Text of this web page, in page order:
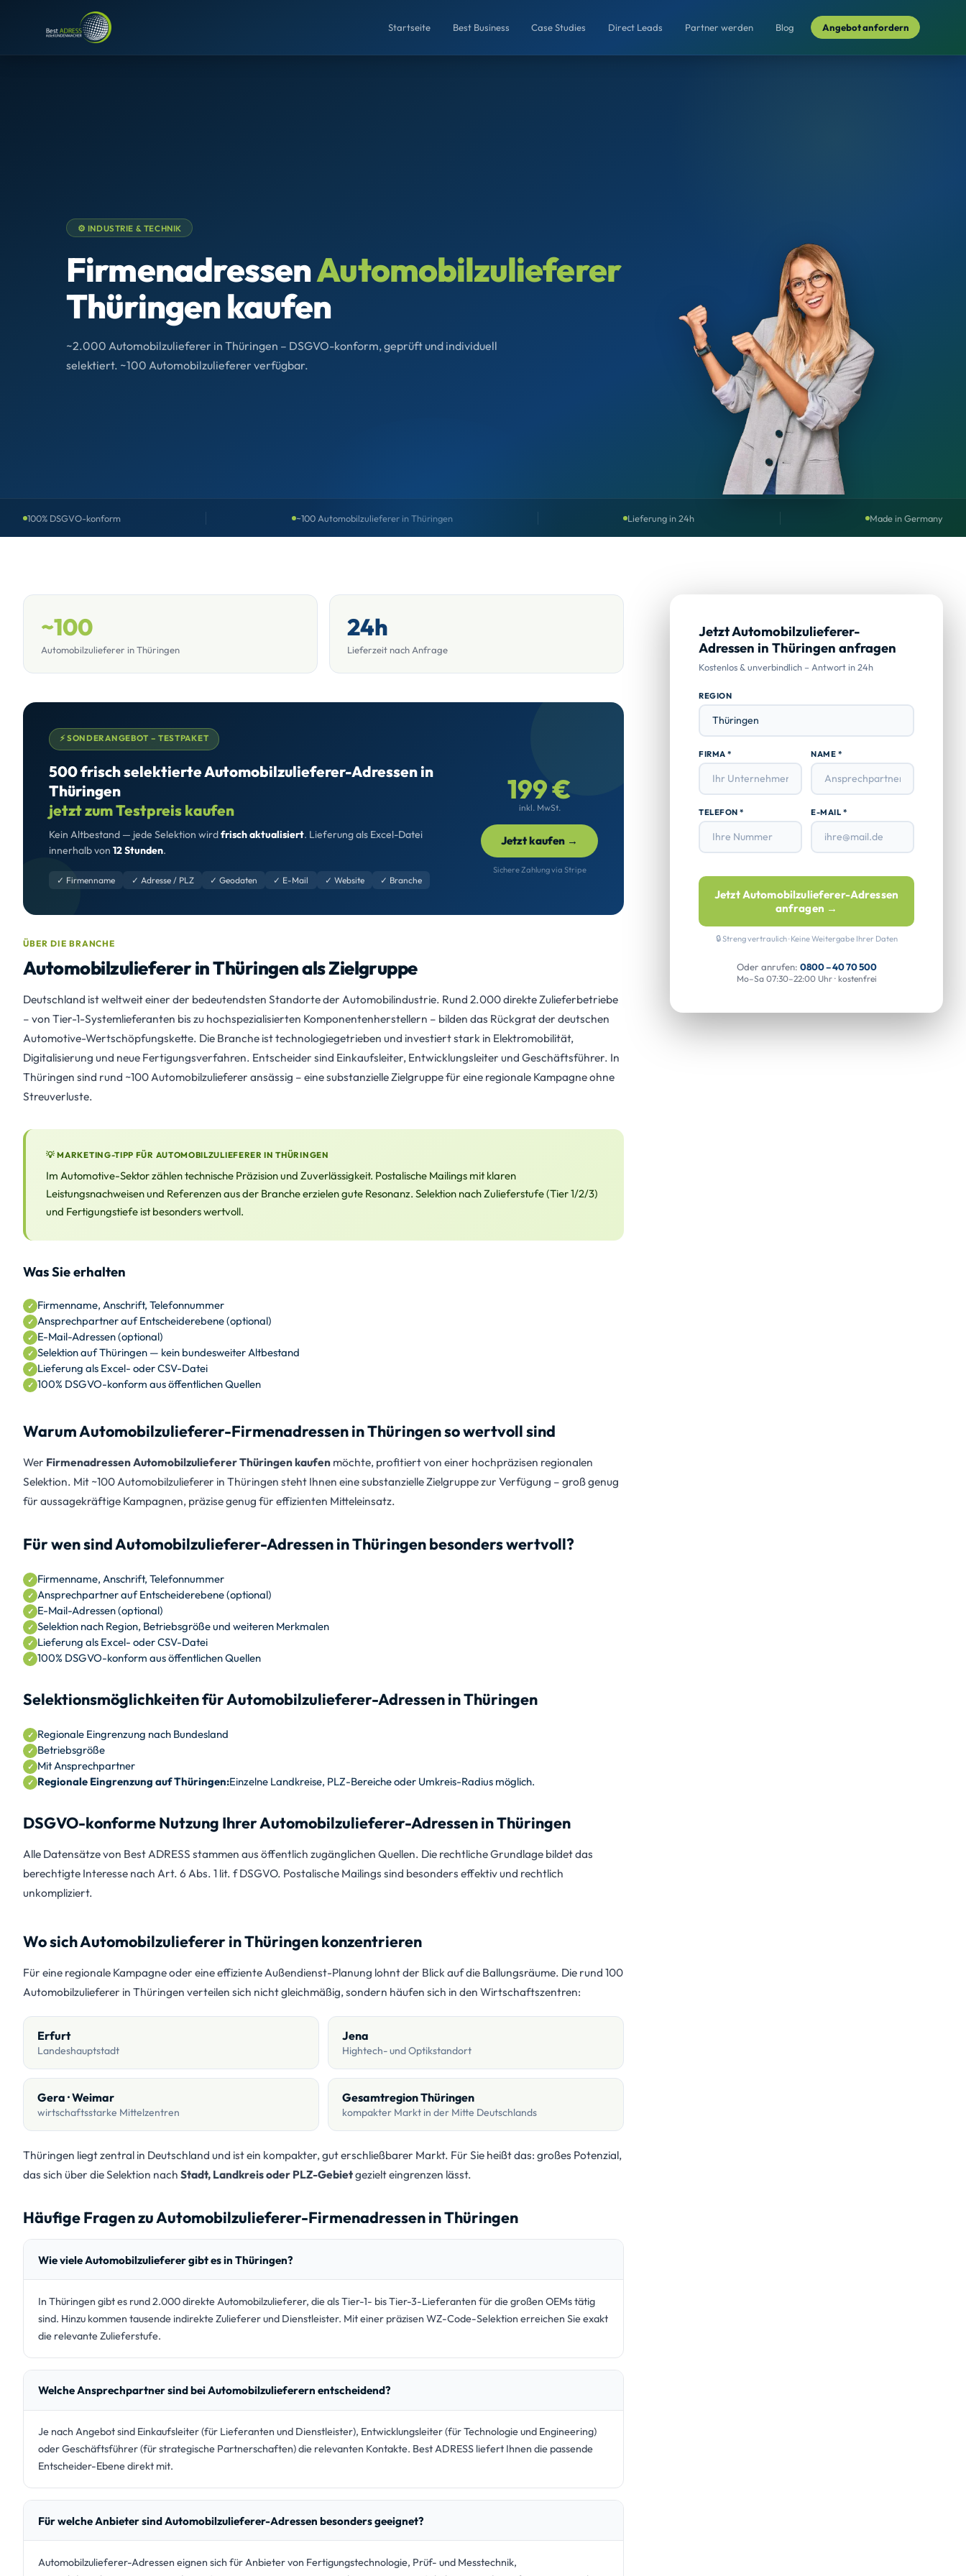
Startseite Best Business Case Studies Direct Leads Partner werden Blog Angebot anfordern
⚙️ INDUSTRIE & TECHNIK
FirmenadressenAutomobilzulieferer
Thüringen kaufen
~2.000 Automobilzulieferer in Thüringen – DSGVO-konform, geprüft und individuell
selektiert. ~100 Automobilzulieferer verfügbar.
100% DSGVO-konform ~100 Automobilzulieferer in Thüringen Lieferung in 24h Made in Germany
~100
Automobilzulieferer in Thüringen
24h
Lieferzeit nach Anfrage
⚡ SONDERANGEBOT – TESTPAKET
500 frisch selektierte Automobilzulieferer-Adressen in
Thüringen
jetzt zum Testpreis kaufen
Kein Altbestand — jede Selektion wirdfrisch aktualisiert. Lieferung als Excel-Datei
innerhalb von 12 Stunden.
✓ Firmenname ✓ Adresse / PLZ ✓ Geodaten ✓ E-Mail ✓ Website ✓ Branche
199 €
inkl. MwSt.
Jetzt kaufen →
Sichere Zahlung via Stripe
ÜBER DIE BRANCHE
Automobilzulieferer in Thüringen als Zielgruppe
Deutschland ist weltweit einer der bedeutendsten Standorte der Automobilindustrie. Rund 2.000 direkte Zulieferbetriebe
– von Tier-1-Systemlieferanten bis zu hochspezialisierten Komponentenherstellern – bilden das Rückgrat der deutschen
Automotive-Wertschöpfungskette. Die Branche ist technologiegetrieben und investiert stark in Elektromobilität,
Digitalisierung und neue Fertigungsverfahren. Entscheider sind Einkaufsleiter, Entwicklungsleiter und Geschäftsführer. In
Thüringen sind rund ~100 Automobilzulieferer ansässig – eine substanzielle Zielgruppe für eine regionale Kampagne ohne
Streuverluste.
💡 MARKETING-TIPP FÜR AUTOMOBILZULIEFERER IN THÜRINGEN
Im Automotive-Sektor zählen technische Präzision und Zuverlässigkeit. Postalische Mailings mit klaren
Leistungsnachweisen und Referenzen aus der Branche erzielen gute Resonanz. Selektion nach Zulieferstufe (Tier 1/2/3)
und Fertigungstiefe ist besonders wertvoll.
Was Sie erhalten
Firmenname, Anschrift, Telefonnummer
Ansprechpartner auf Entscheiderebene (optional)
E-Mail-Adressen (optional)
Selektion auf Thüringen — kein bundesweiter Altbestand
Lieferung als Excel- oder CSV-Datei
100% DSGVO-konform aus öffentlichen Quellen
Warum Automobilzulieferer-Firmenadressen in Thüringen so wertvoll sind
Wer Firmenadressen Automobilzulieferer Thüringen kaufen möchte, profitiert von einer hochpräzisen regionalen
Selektion. Mit ~100 Automobilzulieferer in Thüringen steht Ihnen eine substanzielle Zielgruppe zur Verfügung – groß genug
für aussagekräftige Kampagnen, präzise genug für effizienten Mitteleinsatz.
Für wen sind Automobilzulieferer-Adressen in Thüringen besonders wertvoll?
Firmenname, Anschrift, Telefonnummer
Ansprechpartner auf Entscheiderebene (optional)
E-Mail-Adressen (optional)
Selektion nach Region, Betriebsgröße und weiteren Merkmalen
Lieferung als Excel- oder CSV-Datei
100% DSGVO-konform aus öffentlichen Quellen
Selektionsmöglichkeiten für Automobilzulieferer-Adressen in Thüringen
Regionale Eingrenzung nach Bundesland
Betriebsgröße
Mit Ansprechpartner
Regionale Eingrenzung auf Thüringen:Einzelne Landkreise, PLZ-Bereiche oder Umkreis-Radius möglich.
DSGVO-konforme Nutzung Ihrer Automobilzulieferer-Adressen in Thüringen
Alle Datensätze von Best ADRESS stammen aus öffentlich zugänglichen Quellen. Die rechtliche Grundlage bildet das
berechtigte Interesse nach Art. 6 Abs. 1 lit. f DSGVO. Postalische Mailings sind besonders effektiv und rechtlich
unkompliziert.
Wo sich Automobilzulieferer in Thüringen konzentrieren
Für eine regionale Kampagne oder eine effiziente Außendienst-Planung lohnt der Blick auf die Ballungsräume. Die rund 100
Automobilzulieferer in Thüringen verteilen sich nicht gleichmäßig, sondern häufen sich in den Wirtschaftszentren:
Erfurt
Landeshauptstadt
Jena
Hightech- und Optikstandort
Gera · Weimar
wirtschaftsstarke Mittelzentren
Gesamtregion Thüringen
kompakter Markt in der Mitte Deutschlands
Thüringen liegt zentral in Deutschland und ist ein kompakter, gut erschließbarer Markt. Für Sie heißt das: großes Potenzial,
das sich über die Selektion nach Stadt, Landkreis oder PLZ-Gebietgezielt eingrenzen lässt.
Häufige Fragen zu Automobilzulieferer-Firmenadressen in Thüringen
Wie viele Automobilzulieferer gibt es in Thüringen?
In Thüringen gibt es rund 2.000 direkte Automobilzulieferer, die als Tier-1- bis Tier-3-Lieferanten für die großen OEMs tätig
sind. Hinzu kommen tausende indirekte Zulieferer und Dienstleister. Mit einer präzisen WZ-Code-Selektion erreichen Sie exakt
die relevante Zulieferstufe.
Welche Ansprechpartner sind bei Automobilzulieferern entscheidend?
Je nach Angebot sind Einkaufsleiter (für Lieferanten und Dienstleister), Entwicklungsleiter (für Technologie und Engineering)
oder Geschäftsführer (für strategische Partnerschaften) die relevanten Kontakte. Best ADRESS liefert Ihnen die passende
Entscheider-Ebene direkt mit.
Für welche Anbieter sind Automobilzulieferer-Adressen besonders geeignet?
Automobilzulieferer-Adressen eignen sich für Anbieter von Fertigungstechnologie, Prüf- und Messtechnik,
Jetzt Automobilzulieferer-
Adressen in Thüringen anfragen
Kostenlos & unverbindlich – Antwort in 24h
REGION
FIRMA * NAME *
TELEFON * E-MAIL *
Jetzt Automobilzulieferer-Adressen
anfragen →
🔒 Streng vertraulich · Keine Weitergabe Ihrer Daten
Oder anrufen: 0800 – 40 70 500
Mo–Sa 07:30–22:00 Uhr · kostenfrei